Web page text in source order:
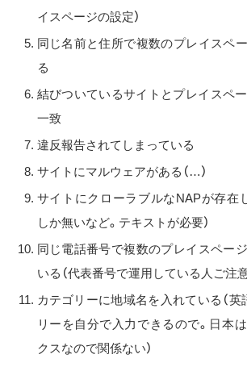
イスページの設定）
同じ名前と住所で複数のプレイスペ
る
結びついているサイトとプレイスペ
一致
違反報告されてしまっている
サイトにマルウェアがある（…）
サイトにクローラブルなNAPが存在
しか無いなど。テキストが必要）
同じ電話番号で複数のプレイスペー
いる（代表番号で運用している人ご注意
カテゴリーに地域名を入れている（英
リーを自分で入力できるので。日本
クスなので関係ない）